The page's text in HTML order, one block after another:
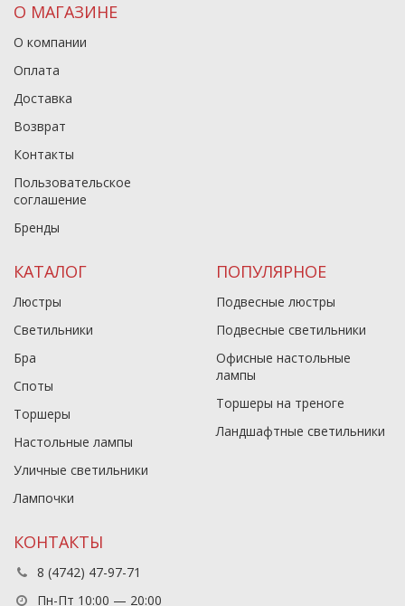
О МАГАЗИНЕ
О компании
Оплата
Доставка
Возврат
Контакты
Пользовательское
соглашение
Бренды
КАТАЛОГ
Люстры
Светильники
Бра
Споты
Торшеры
Настольные лампы
Уличные светильники
Лампочки
ПОПУЛЯРНОЕ
Подвесные люстры
Подвесные светильники
Офисные настольные
лампы
Торшеры на треноге
Ландшафтные светильники
КОНТАКТЫ
8 (4742) 47-97-71
Пн-Пт 10:00 — 20:00